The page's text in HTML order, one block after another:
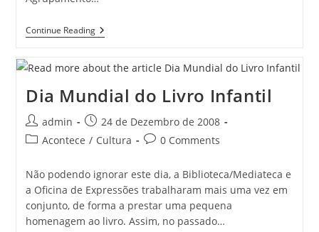
Continue ReadingVISITA
À
Dia Mundial do Livro Infantil
Post
author:
admin
Post
published:
24 de Dezembro de 2008
PostAcontece / Cultura
Post0 Comments
Não podendo ignorar este dia, a Biblioteca/Mediateca e
a Oficina de Expressões trabalharam mais uma vez em
conjunto, de forma a prestar uma pequena
homenagem ao livro. Assim, no passado…